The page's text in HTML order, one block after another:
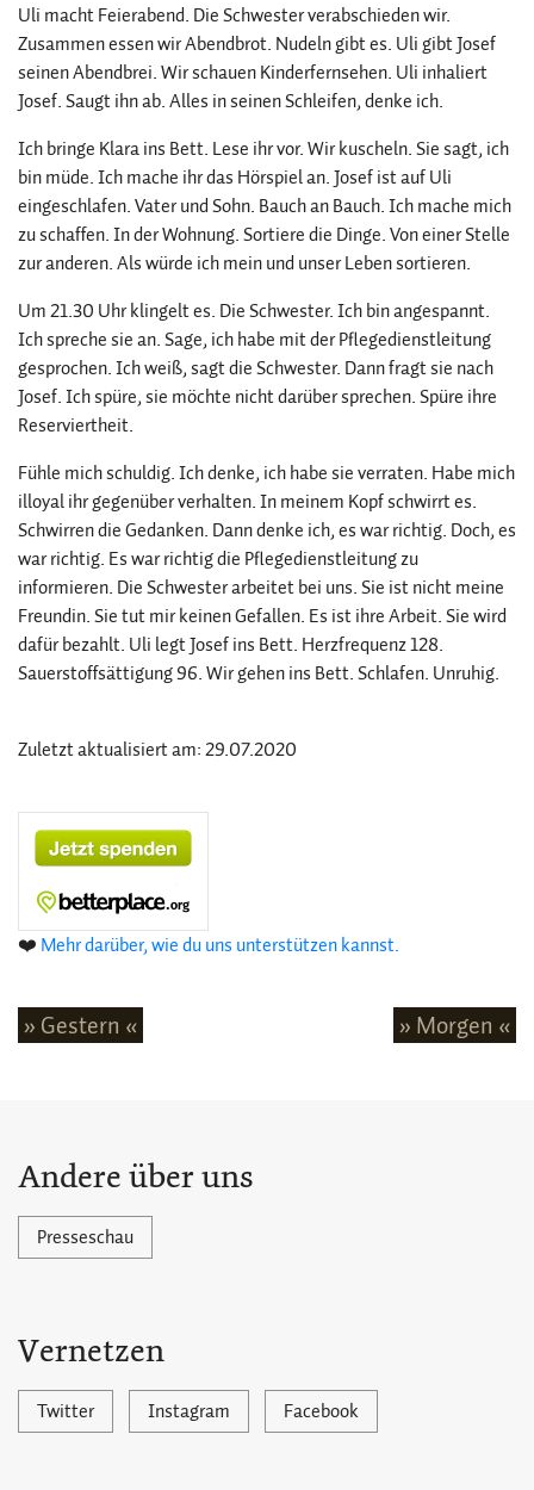
Uli macht Feierabend. Die Schwester verabschieden wir.
Zusammen essen wir Abendbrot. Nudeln gibt es. Uli gibt Josef
seinen Abendbrei. Wir schauen Kinderfernsehen. Uli inhaliert
Josef. Saugt ihn ab. Alles in seinen Schleifen, denke ich.
Ich bringe Klara ins Bett. Lese ihr vor. Wir kuscheln. Sie sagt, ich
bin müde. Ich mache ihr das Hörspiel an. Josef ist auf Uli
eingeschlafen. Vater und Sohn. Bauch an Bauch. Ich mache mich
zu schaffen. In der Wohnung. Sortiere die Dinge. Von einer Stelle
zur anderen. Als würde ich mein und unser Leben sortieren.
Um 21.30 Uhr klingelt es. Die Schwester. Ich bin angespannt.
Ich spreche sie an. Sage, ich habe mit der Pflegedienstleitung
gesprochen. Ich weiß, sagt die Schwester. Dann fragt sie nach
Josef. Ich spüre, sie möchte nicht darüber sprechen. Spüre ihre
Reserviertheit.
Fühle mich schuldig. Ich denke, ich habe sie verraten. Habe mich
illoyal ihr gegenüber verhalten. In meinem Kopf schwirrt es.
Schwirren die Gedanken. Dann denke ich, es war richtig. Doch, es
war richtig. Es war richtig die Pflegedienstleitung zu
informieren. Die Schwester arbeitet bei uns. Sie ist nicht meine
Freundin. Sie tut mir keinen Gefallen. Es ist ihre Arbeit. Sie wird
dafür bezahlt. Uli legt Josef ins Bett. Herzfrequenz 128.
Sauerstoffsättigung 96. Wir gehen ins Bett. Schlafen. Unruhig.
Zuletzt aktualisiert am: 29.07.2020
❤️ Mehr darüber, wie du uns unterstützen kannst.
» Gestern « » Morgen «
Andere über uns
Presseschau
Vernetzen
Twitter Instagram Facebook